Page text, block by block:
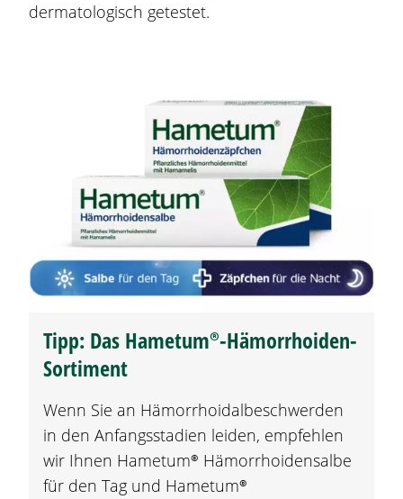
dermatologisch getestet.
Tipp: Das Hametum®-Hämorrhoiden-
Sortiment
Wenn Sie an Hämorrhoidalbeschwerden
in den Anfangsstadien leiden, empfehlen
wir Ihnen Hametum® Hämorrhoidensalbe
für den Tag und Hametum®